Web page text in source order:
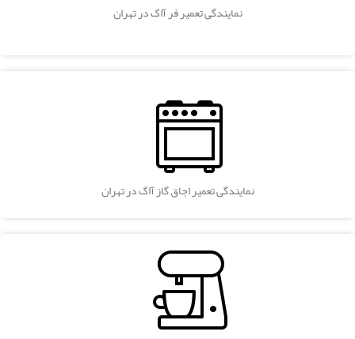
نمایندگی تعمیر فر آاگ در تهران
نمایندگی تعمیر اجاق گاز آاگ در تهران